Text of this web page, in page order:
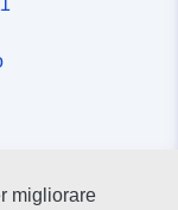
migliorare